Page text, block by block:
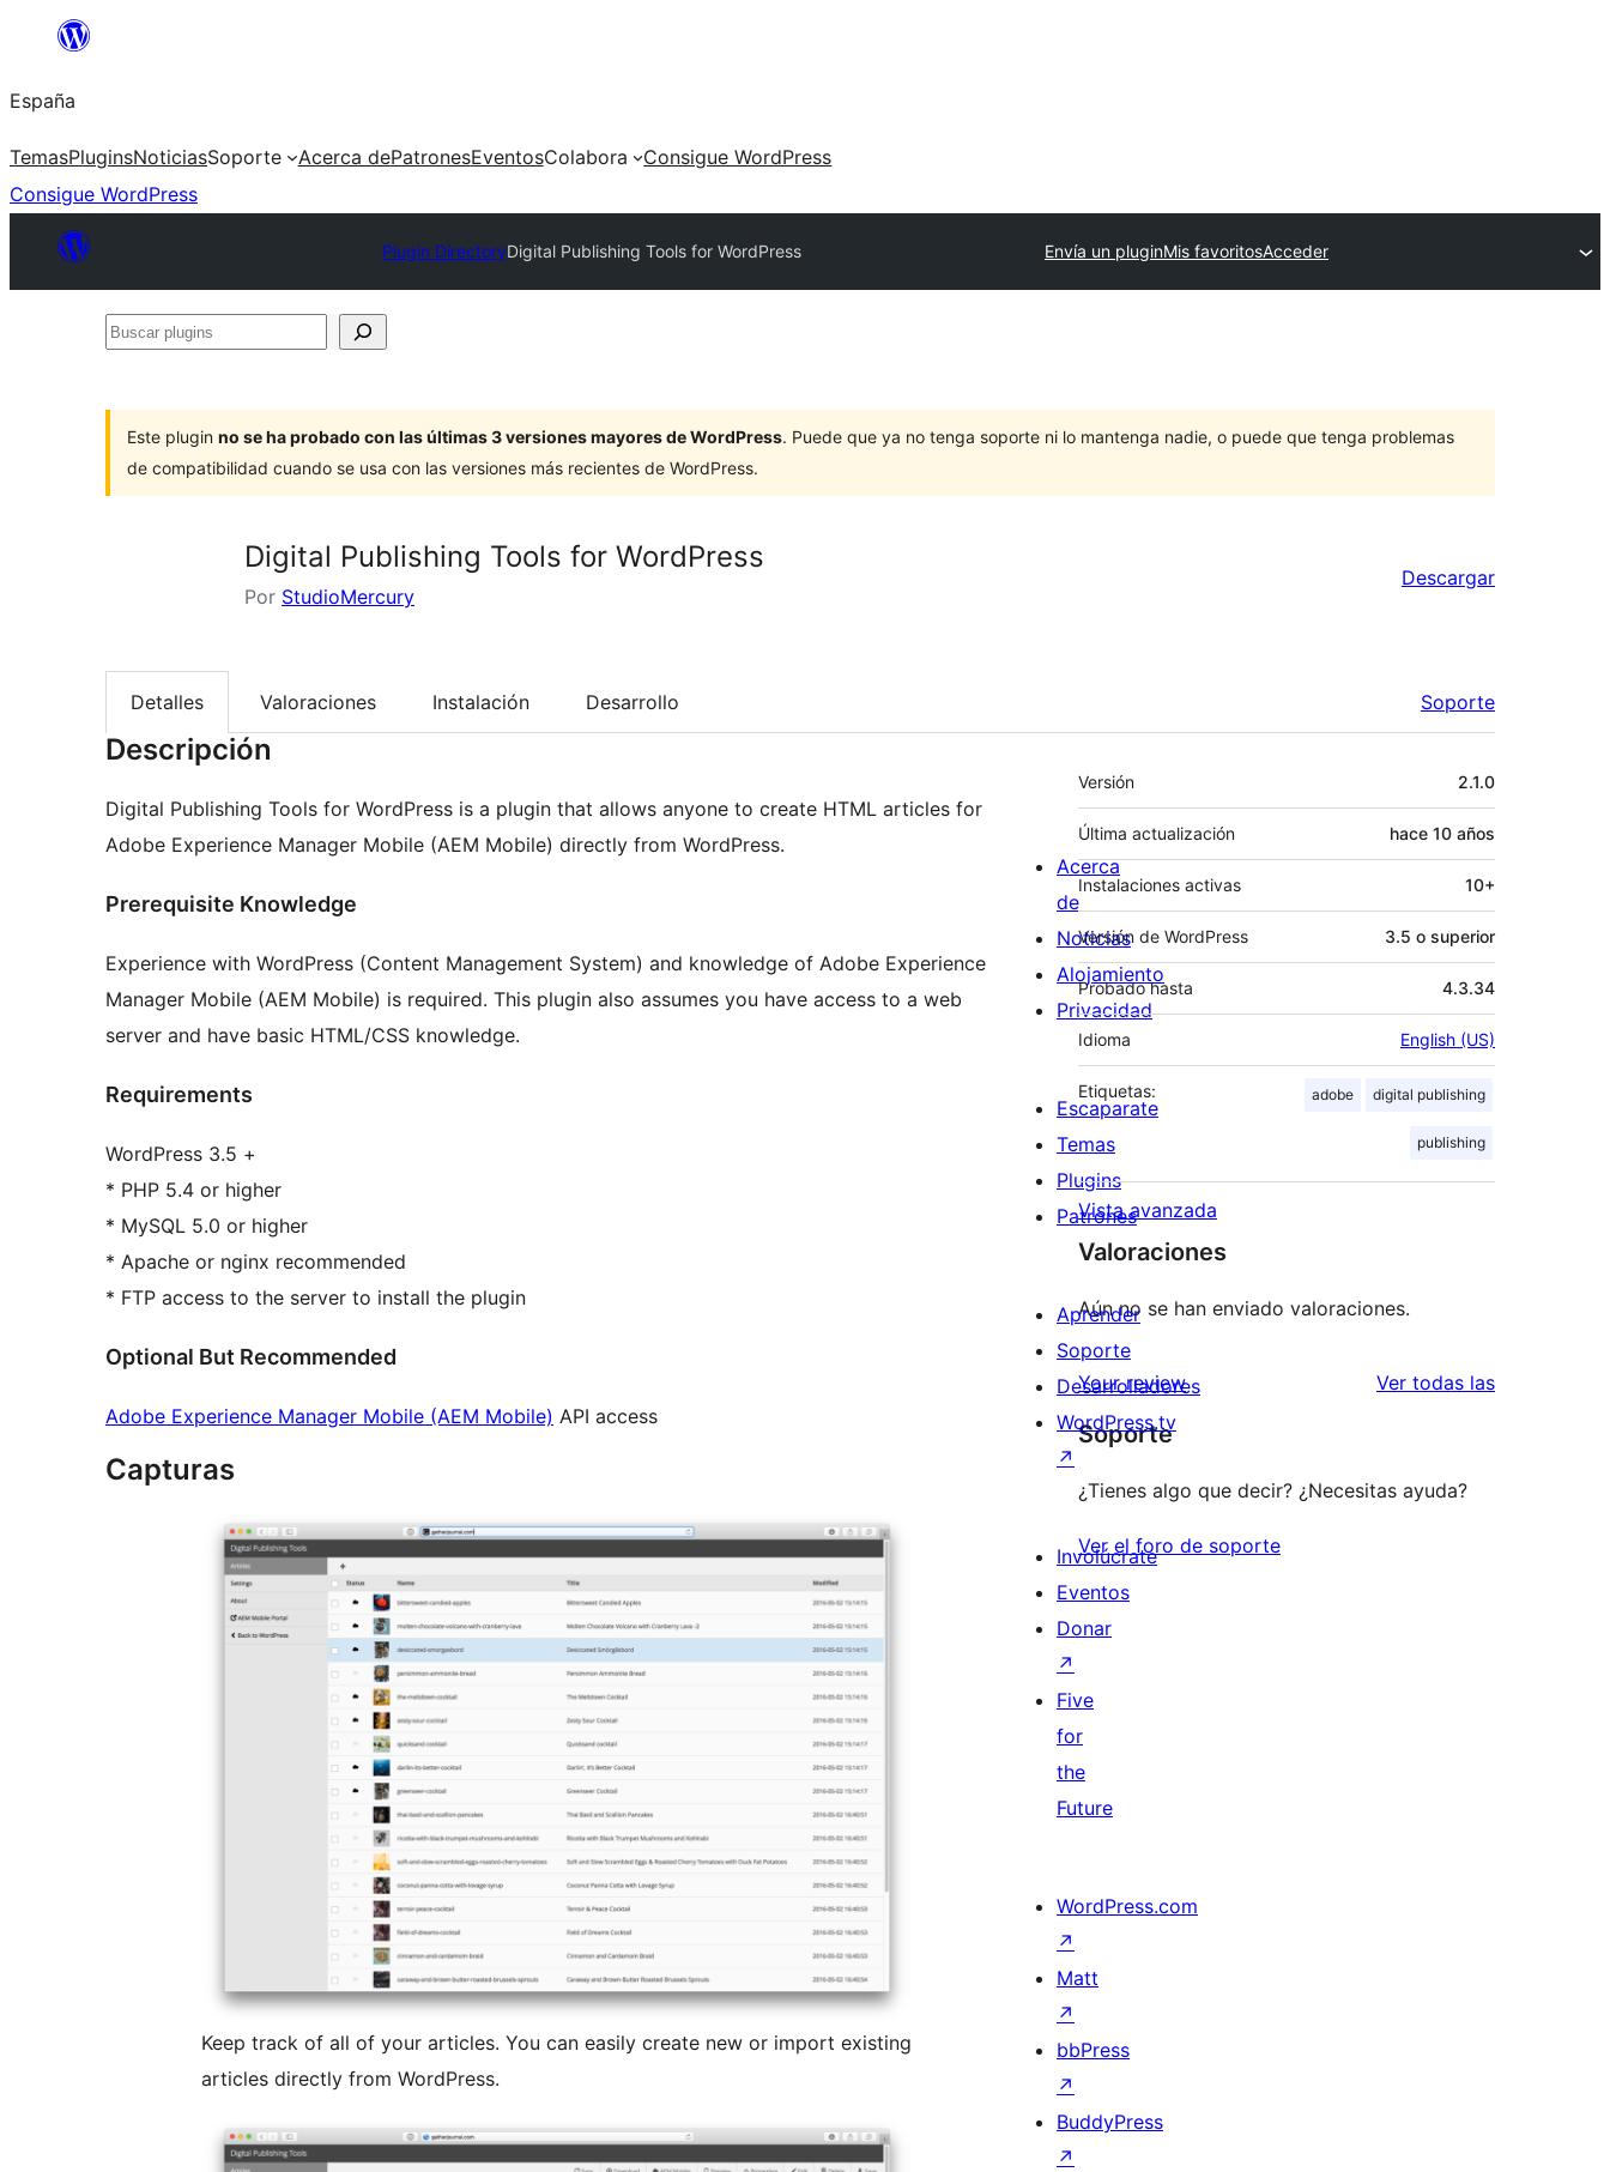
Saltar
contenido
España
TemasPluginsNoticiasSoporte Acerca dePatronesEventosColabora
Consigue WordPress
Consigue WordPress
Plugin DirectoryDigital Publishing Tools for WordPress Envía un pluginMis favoritosAcceder
Buscar
Este plugin no se ha probado con las últimas 3 versiones mayores de WordPress. Puede que ya no tenga soporte ni lo mantenga nadie, o puede que tenga problemas
de compatibilidad cuando se usa con las versiones más recientes de WordPress.
Digital Publishing Tools for WordPress
Por StudioMercury
Descargar
Detalles Valoraciones Instalación Desarrollo Soporte
Descripción
Digital Publishing Tools for WordPress is a plugin that allows anyone to create HTML articles for
Adobe Experience Manager Mobile (AEM Mobile) directly from WordPress.
Prerequisite Knowledge
Experience with WordPress (Content Management System) and knowledge of Adobe Experience
Manager Mobile (AEM Mobile) is required. This plugin also assumes you have access to a web
server and have basic HTML/CSS knowledge.
Requirements
WordPress 3.5 +
* PHP 5.4 or higher
* MySQL 5.0 or higher
* Apache or nginx recommended
* FTP access to the server to install the plugin
Optional But Recommended
Adobe Experience Manager Mobile (AEM Mobile) API access
Capturas
Keep track of all of your articles. You can easily create new or import existing
articles directly from WordPress.
Meta
Versión 2.1.0
Última actualización hace 10 años
Instalaciones activas 10+
Versión de WordPress 3.5 o superior
Probado hasta 4.3.34
Idioma English (US)
Etiquetas: adobe digital publishing
publishing
Vista avanzada
Valoraciones
Aún no se han enviado valoraciones.
Your review Ver todas lasvaloraciones
Soporte
¿Tienes algo que decir? ¿Necesitas ayuda?
Ver el foro de soporte
Acerca
de
Noticias
Alojamiento
Privacidad
Escaparate
Temas
Plugins
Patrones
Aprender
Soporte
Desarrolladores
WordPress.tv
↗
Involúcrate
Eventos
Donar
↗
Five
for
the
Future
WordPress.com
↗
Matt
↗
bbPress
↗
BuddyPress
↗